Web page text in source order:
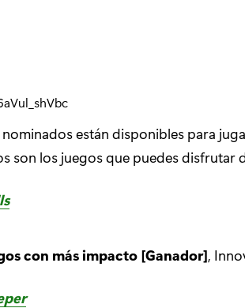
están disponibles para
son los juegos que puedes disfrutar
con más impacto [Ganador],